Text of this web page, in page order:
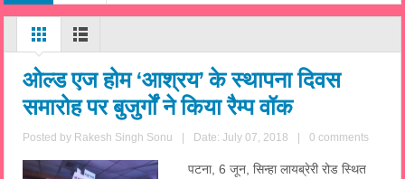
ओल्ड एज होम ‘आश्रय’ के स्थापना दिवस
समारोह पर बुजुर्गों ने किया रैम्प वॉक
Posted by Rakesh Singh Sonu Date: July 07, 2018 0 comments
पटना, 6 जून, सिन्हा लायब्रेरी रोड स्थित